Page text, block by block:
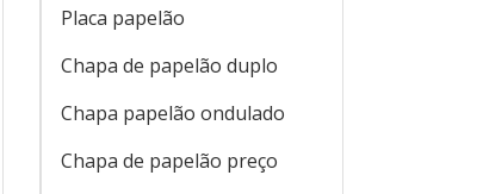
Placa papelão
Chapa de papelão duplo
Chapa papelão ondulado
Chapa de papelão preço